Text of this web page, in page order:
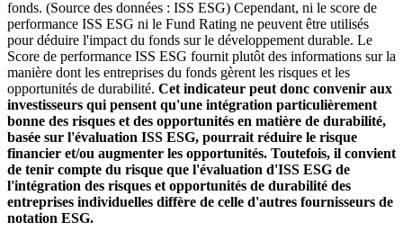
fonds. (Source des données : ISS ESG) Cependant, ni le score de
performance ISS ESG ni le Fund Rating ne peuvent être utilisés
pour déduire l'impact du fonds sur le développement durable. Le
Score de performance ISS ESG fournit plutôt des informations sur la
manière dont les entreprises du fonds gèrent les risques et les
opportunités de durabilité. Cet indicateur peut donc convenir aux
investisseurs qui pensent qu'une intégration particulièrement
bonne des risques et des opportunités en matière de durabilité,
basée sur l'évaluation ISS ESG, pourrait réduire le risque
financier et/ou augmenter les opportunités. Toutefois, il convient
de tenir compte du risque que l'évaluation d'ISS ESG de
l'intégration des risques et opportunités de durabilité des
entreprises individuelles diffère de celle d'autres fournisseurs de
notation ESG.